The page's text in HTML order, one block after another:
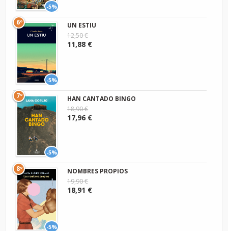
-5%
-5%
6º
UN ESTIU
12,50 €
11,88 €
-5%
7º
HAN CANTADO BINGO
18,90 €
17,96 €
-5%
8º
NOMBRES PROPIOS
19,90 €
18,91 €